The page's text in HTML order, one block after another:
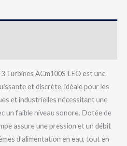
Turbines ACm100S LEO est une
et discrète, idéale pour les
et industrielles nécessitant une
un faible niveau sonore. Dotée de
assure une pression et un débit
d’alimentation en eau, tout en